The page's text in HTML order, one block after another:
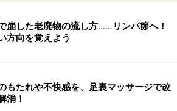
まえば、それなりに体も気持ちも安
性の場合は、気圧や気温の変化が精
ちです。
解消するためには、入浴中など体が
崩した老廃物の流し方……リンパ節へ！
方向を覚えよう
もたれや不快感を、足裏マッサージで改
消！